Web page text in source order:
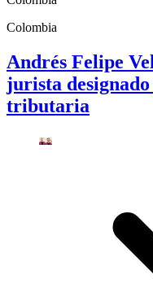
Colombia
Andrés Felipe
jurista
tributaria